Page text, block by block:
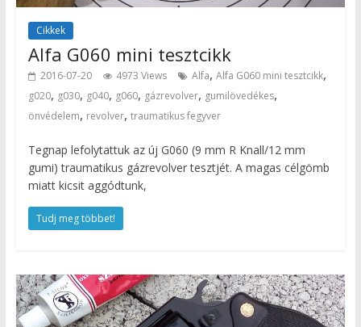
Cikkek
Alfa G060 mini tesztcikk
2016-07-20 4973 Views Alfa, Alfa G060 mini tesztcikk,
g020, g030, g040, g060, gázrevolver, gumilövedékes,
önvédelem, revolver, traumatikus fegyver
Tegnap lefolytattuk az új G060 (9 mm R Knall/12 mm
gumi) traumatikus gázrevolver tesztjét. A magas célgömb
miatt kicsit aggódtunk,
Tudj meg többet!